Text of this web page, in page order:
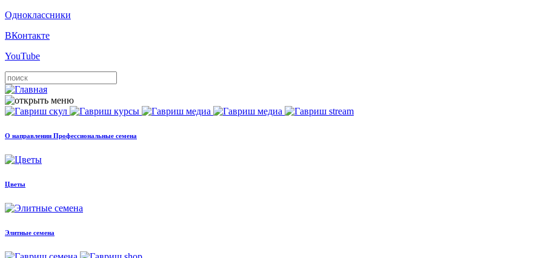
Одноклассники
ВКонтакте
YouTube
О направлении Профессиональные семена
Цветы
Элитные семена